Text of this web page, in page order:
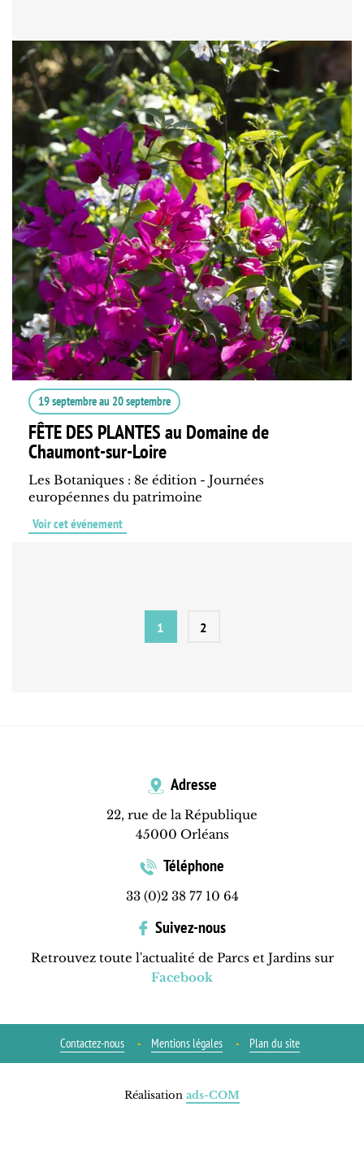
19 septembreau 20 septembre
FÊTE DES PLANTES au Domaine de
Chaumont-sur-Loire
Les Botaniques : 8e édition - Journées
européennes du patrimoine
Voir cet événement
1 2
Adresse
22, rue de la République
45000 Orléans
Téléphone
33 (0)2 38 77 10 64
Suivez-nous
Retrouvez toute l'actualité de Parcs et Jardins sur
Facebook
Contactez-nous Mentions légales Plan du site
Réalisation ads-COM